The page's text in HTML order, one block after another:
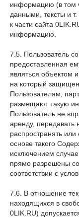
информацию (в том
данными, тексты и
к части сайта
информацию.
7.5. Пользователь
предоставленная
являться объектом
на который
Пользователям,
размещают такую
Пользователь не
аренду, передавать
распространять
основе такого
исключением
прямо разрешены
соответствии с
7.6. В отношение
находящихся в
0LIK.RU)